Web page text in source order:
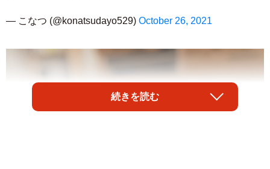
— こなつ (@konatsudayo529) October 26, 2021
続きを読む